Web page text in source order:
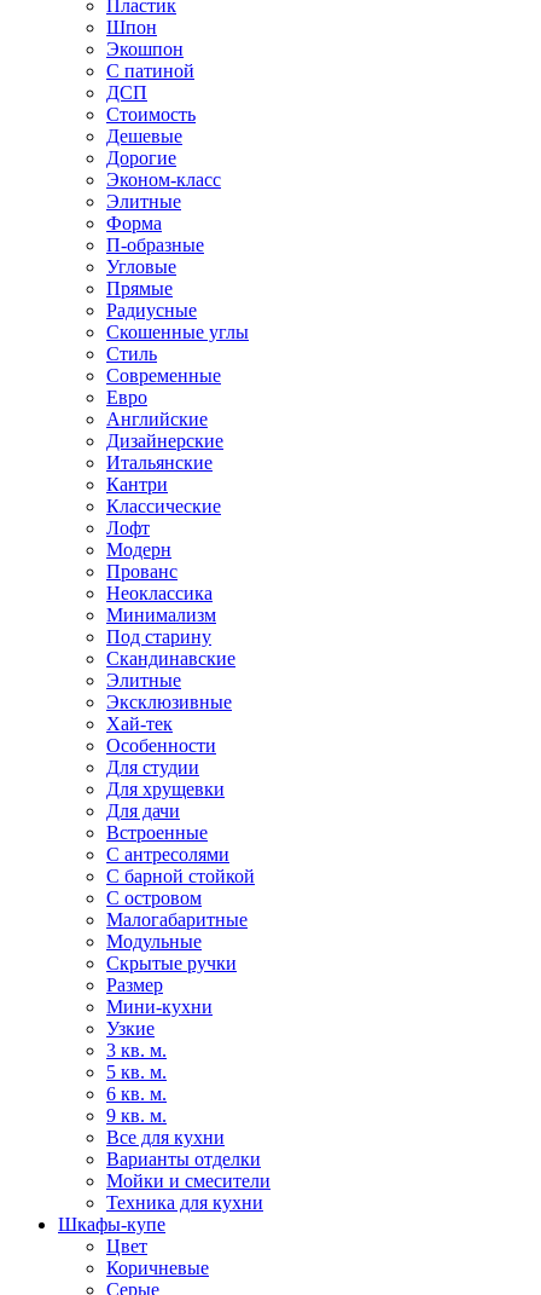
Пластик
Шпон
Экошпон
С патиной
ДСП
Стоимость
Дешевые
Дорогие
Эконом-класс
Элитные
Форма
П-образные
Угловые
Прямые
Радиусные
Скошенные углы
Стиль
Современные
Евро
Английские
Дизайнерские
Итальянские
Кантри
Классические
Лофт
Модерн
Прованс
Неоклассика
Минимализм
Под старину
Скандинавские
Элитные
Эксклюзивные
Хай-тек
Особенности
Для студии
Для хрущевки
Для дачи
Встроенные
С антресолями
С барной стойкой
С островом
Малогабаритные
Модульные
Скрытые ручки
Размер
Мини-кухни
Узкие
3 кв. м.
5 кв. м.
6 кв. м.
9 кв. м.
Все для кухни
Варианты отделки
Мойки и смесители
Техника для кухни
Шкафы-купе
Цвет
Коричневые
Серые